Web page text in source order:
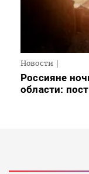
Новости
Россияне
области: